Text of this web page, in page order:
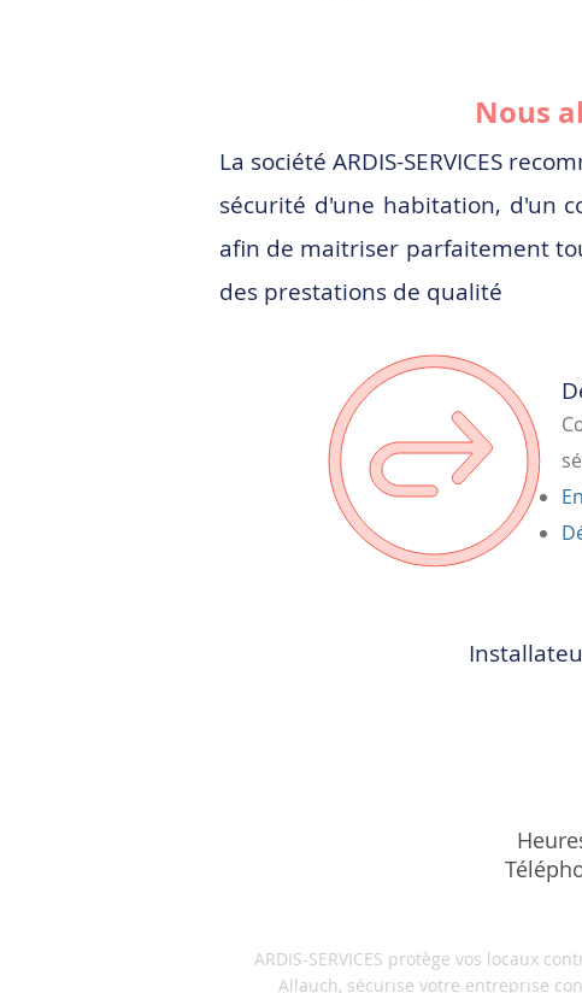
Nous
La société ARDIS-SERVICES
sécurité d'une habitation, d'un
afin de maitriser parfaitement
des prestations de qualité
ARDIS-SERVICES protège vos locaux
Allauch, sécurise votre entreprise